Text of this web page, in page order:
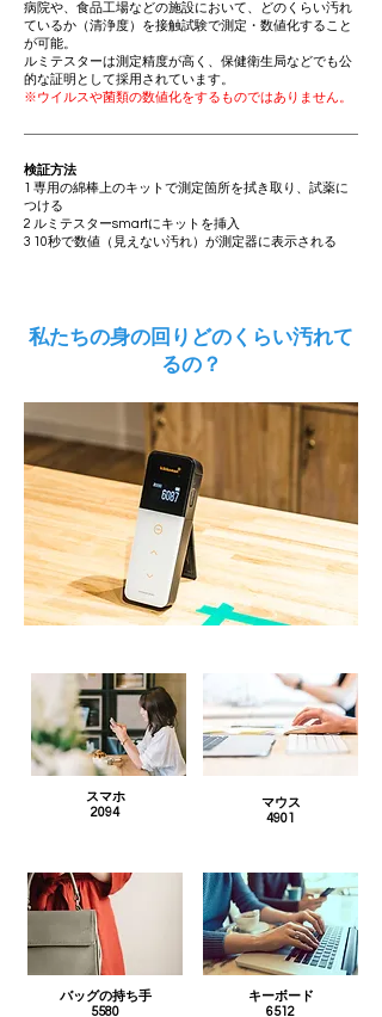
病院や、食品工場などの施設において、どのくらい汚れ
ているか（清浄度）を接触試験で測定・数値化すること
が可能。
ルミテスターは測定精度が高く、保健衛生局などでも公
的な証明として採用されています。
※ウイルスや菌類の数値化をするものではありません。
検証方法
1 専用の綿棒上のキットで測定箇所を拭き取り、試薬に
つける
2 ルミテスターsmartにキットを挿入
3 10秒で数値（見えない汚れ）が測定器に表示される
私たちの身の回りどのくらい汚れて
るの？
スマホ
2094
マウス
4901
バッグの持ち手
5580
キーボード
6512